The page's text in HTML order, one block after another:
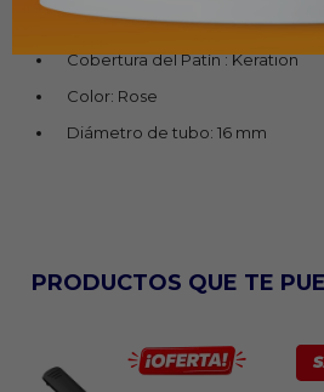
Beneficios: Ondula y Alisa
Cobertura del Patín : Keration
Color: Rose
Diámetro de tubo: 16 mm
PRODUCTOS QUE TE